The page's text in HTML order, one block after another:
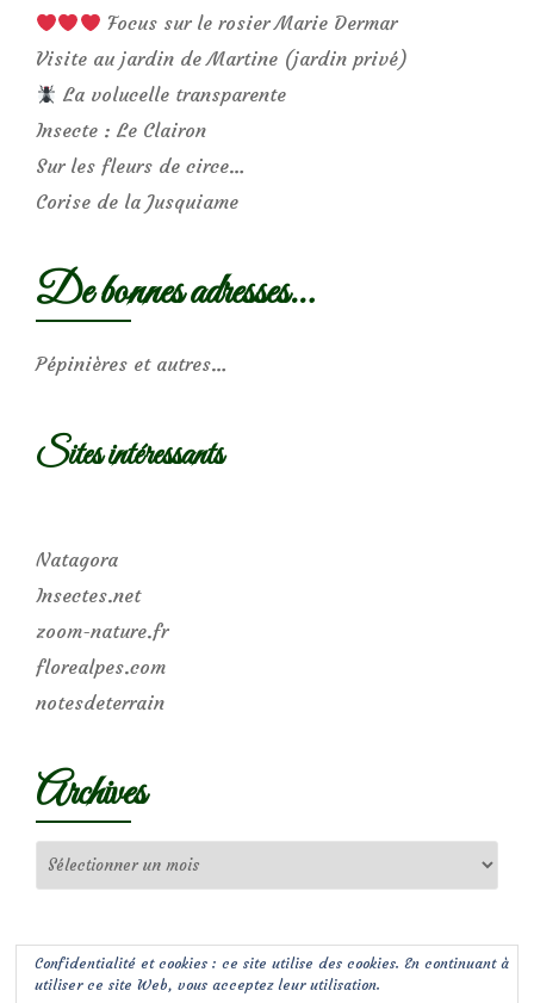
Focus sur le rosier Marie Dermar
Visite au jardin de Martine (jardin privé)
La volucelle transparente
Insecte : Le Clairon
Sur les fleurs de circe…
Corise de la Jusquiame
De bonnes adresses…
Pépinières et autres…
Sites intéressants
Natagora
Insectes.net
zoom-nature.fr
florealpes.com
notesdeterrain
Archives
Confidentialité et cookies : ce site utilise des cookies. En continuant à
utiliser ce site Web, vous acceptez leur utilisation.